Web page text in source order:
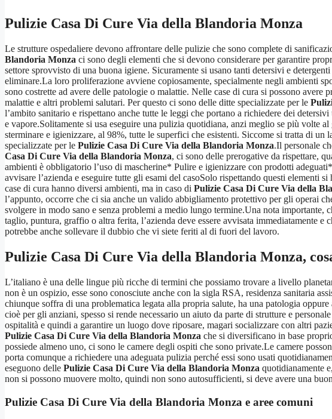
Pulizie Casa Di Cure Via della Blandoria Monza
Le strutture ospedaliere devono affrontare delle pulizie che sono complete di
Blandoria Monza ci sono degli elementi che si devono considerare per garantire
settore sprovvisto di una buona igiene. Sicuramente si usano tanti detersivi e
eliminare.La loro proliferazione avviene copiosamente, specialmente negli ambienti
sono costrette ad avere delle patologie o malattie. Nelle case di cura si possono
malattie e altri problemi salutari. Per questo ci sono delle ditte specializzate per le
l’ambito sanitario e rispettano anche tutte le leggi che portano a richiedere dei
e vapore.Solitamente si usa eseguire una pulizia quotidiana, anzi meglio se più volte
sterminare e igienizzare, al 98%, tutte le superfici che esistenti. Siccome si tratta di
specializzate per le Pulizie Casa Di Cure Via della Blandoria Monza.Il personale
Casa Di Cure Via della Blandoria Monza, ci sono delle prerogative da rispettare,
ambienti è obbligatorio l’uso di mascherine* Pulire e igienizzare con prodotti
avvisare l’azienda e eseguire tutte gli esami del casoSolo rispettando questi
case di cura hanno diversi ambienti, ma in caso di Pulizie Casa Di Cure Via della
l’appunto, occorre che ci sia anche un valido abbigliamento protettivo per gli operai
svolgere in modo sano e senza problemi a medio lungo termine.Una nota
taglio, puntura, graffio o altra ferita, l’azienda deve essere avvisata immediatamente
potrebbe anche sollevare il dubbio che vi siete feriti al di fuori del lavoro.
Pulizie Casa Di Cure Via della Blandoria Monza,
L’italiano è una delle lingue più ricche di termini che possiamo trovare a livello
non è un ospizio, esse sono conosciute anche con la sigla RSA, residenza sanitaria
chiunque soffra di una problematica legata alla propria salute, ha una patologia
cioè per gli anziani, spesso si rende necessario un aiuto da parte di strutture e
ospitalità e quindi a garantire un luogo dove riposare, magari socializzare con altri
Pulizie Casa Di Cure Via della Blandoria Monza che si diversificano in base
possiede almeno uno, ci sono le camere degli ospiti che sono private.Le camere
porta comunque a richiedere una adeguata pulizia perché essi sono usati
eseguono delle Pulizie Casa Di Cure Via della Blandoria Monza quotidianamente
non si possono muovere molto, quindi non sono autosufficienti, si deve avere una
Pulizie Casa Di Cure Via della Blandoria Monza e aree comuni